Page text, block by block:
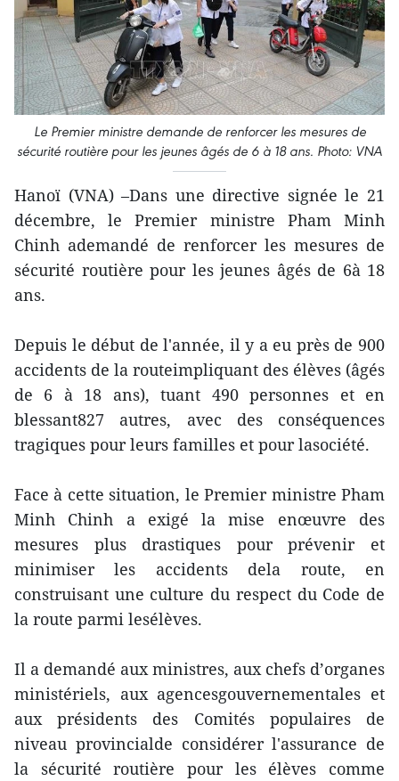
Le Premier ministre demande de renforcer les mesures de
sécurité routière pour les jeunes âgés de 6 à 18 ans. Photo: VNA
Hanoï (VNA) –Dans une directive signée le 21
décembre, le Premier ministre Pham Minh
Chinh ademandé de renforcer les mesures de
sécurité routière pour les jeunes âgés de 6à 18
ans.
Depuis le début de l'année, il y a eu près de 900
accidents de la routeimpliquant des élèves (âgés
de 6 à 18 ans), tuant 490 personnes et en
blessant827 autres, avec des conséquences
tragiques pour leurs familles et pour lasociété.
Face à cette situation, le Premier ministre Pham
Minh Chinh a exigé la mise enœuvre des
mesures plus drastiques pour prévenir et
minimiser les accidents dela route, en
construisant une culture du respect du Code de
la route parmi lesélèves.
Il a demandé aux ministres, aux chefs d’organes
ministériels, aux agencesgouvernementales et
aux présidents des Comités populaires de
niveau provincialde considérer l'assurance de
la sécurité routière pour les élèves comme